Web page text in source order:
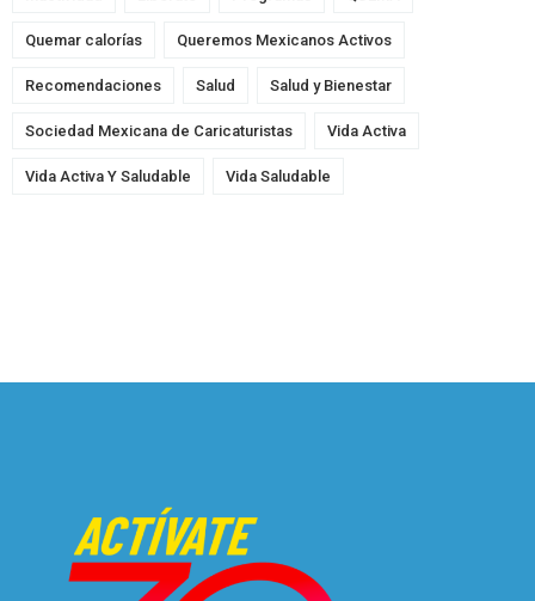
Quemar calorías Queremos Mexicanos Activos
Recomendaciones Salud Salud y Bienestar
Sociedad Mexicana de Caricaturistas Vida Activa
Vida Activa Y Saludable Vida Saludable